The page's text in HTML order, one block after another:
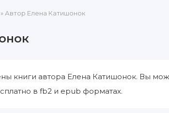
Автор Елена Катишонок
книги автора Елена Катишонок. Вы
в fb2 и epub форматах.